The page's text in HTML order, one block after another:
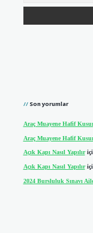
Son yorumlar
Araç Muayene Hafif
Araç Muayene Hafif
Açık Kapı Nasıl Yapılır
Açık Kapı Nasıl Yapılır
2024 Bursluluk Sınavı